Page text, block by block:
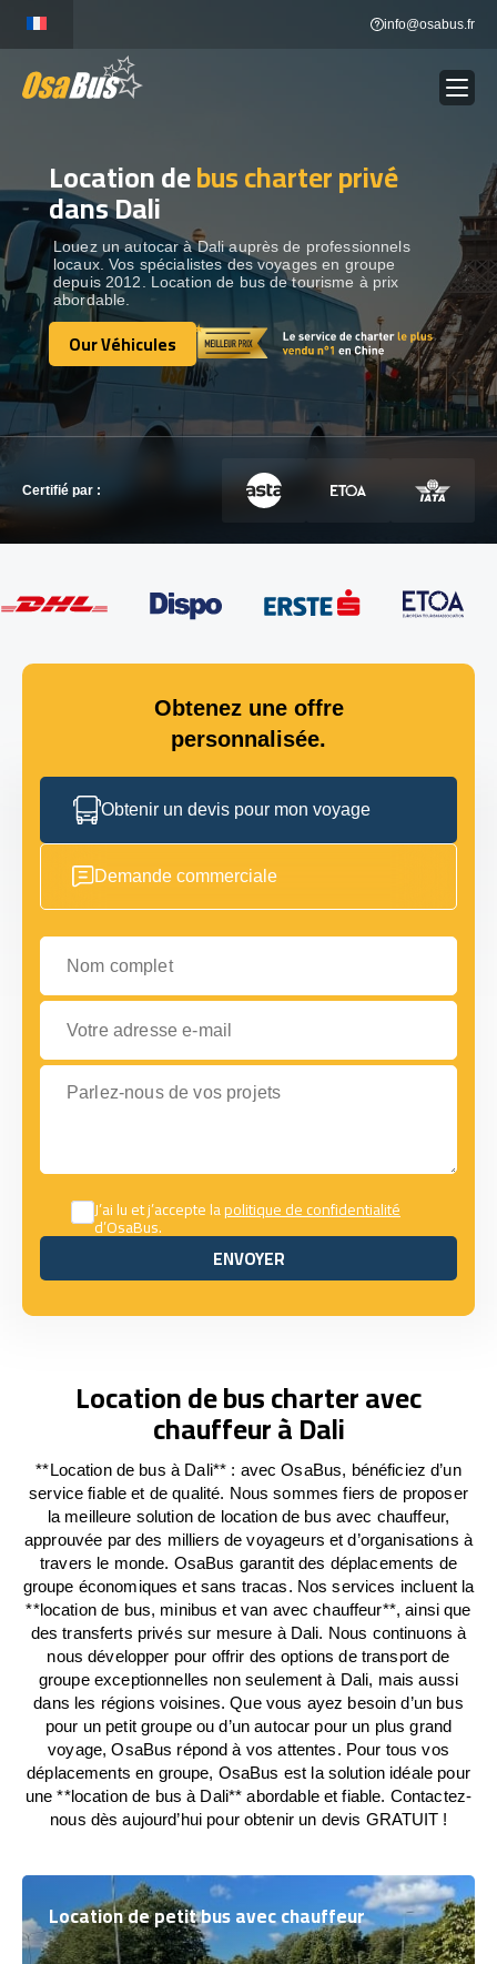
content
info@osabus.fr
LOCATION DE BUS Show dropdown
DESTINATIONS
OUR VÉHICULES
CONTACTEZ-NOUS
CONTACTEZ-NOUS
Location debus charter privé
dans Dali
Louez un autocar à Dali auprès de professionnels
locaux. Vos spécialistes des voyages en groupe
depuis 2012. Location de bus de tourisme à prix
abordable.
Our Véhicules
Our Véhicules
Certifié par :
Obtenez une offre
personnalisée.
Obtenir un devis pour mon voyage
Demande commerciale
Nom complet
Votre adresse e-mail
Parlez-nous de vos projets
J’ai lu et j’accepte lapolitique de confidentialité
d’OsaBus.
ENVOYER
ENVOYER
Location de bus charter avec
chauffeur à Dali
**Location de bus à Dali** : avec OsaBus, bénéficiez d’un
service fiable et de qualité. Nous sommes fiers de proposer
la meilleure solution de location de bus avec chauffeur,
approuvée par des milliers de voyageurs et d’organisations à
travers le monde. OsaBus garantit des déplacements de
groupe économiques et sans tracas. Nos services incluent la
**location de bus, minibus et van avec chauffeur**, ainsi que
des transferts privés sur mesure à Dali. Nous continuons à
nous développer pour offrir des options de transport de
groupe exceptionnelles non seulement à Dali, mais aussi
dans les régions voisines. Que vous ayez besoin d’un bus
pour un petit groupe ou d’un autocar pour un plus grand
voyage, OsaBus répond à vos attentes. Pour tous vos
déplacements en groupe, OsaBus est la solution idéale pour
une **location de bus à Dali** abordable et fiable. Contactez-
nous dès aujourd’hui pour obtenir un devis GRATUIT !
Location de petit bus avec chauffeur